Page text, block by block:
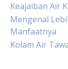
Keajaiban Air
Mengenal
Manfaatnya
Kolam Air